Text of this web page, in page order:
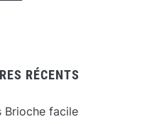
RÉCENTS
Brioche facile